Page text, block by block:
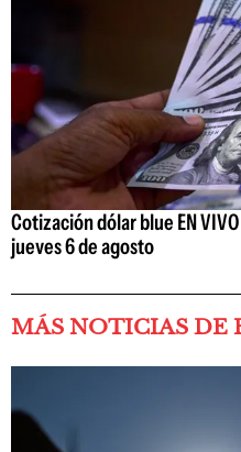
Cotización dólar blue EN
jueves 6 de agosto
MÁS NOTICIAS DE